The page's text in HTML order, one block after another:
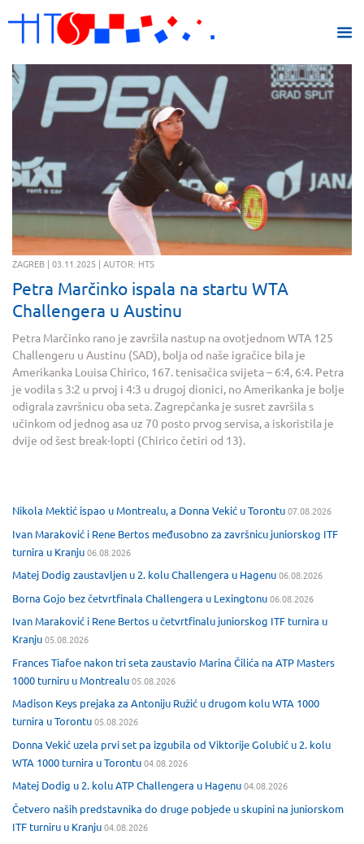
ZAGREB | 03.11.2025 | AUTOR: HTS
Petra Marčinko ispala na startu WTA
Challengera u Austinu
Petra Marčinko rano je završila nastup na ovotjednom WTA 125
Challengeru u Austinu (SAD), bolja od naše igračice bila je
Amerikanka Louisa Chirico, 167. tenisačica svijeta – 6:4, 6:4. Petra
je vodila s 3:2 u prvoj i 4:3 u drugoj dionici, no Amerikanka je bolje
odigrala završnicu oba seta. Zagrepčanka je susret završila s
učinkom od jednog asa uz 70 posto prvog servisa, a iskoristila je
dvije od šest break-lopti (Chirico četiri od 13).
Nikola Mektić ispao u Montrealu, a Donna Vekić u Torontu07.08.2026
Ivan Maraković i Rene Bertos međusobno za završnicu juniorskog ITF
turnira u Kranju06.08.2026
Matej Dodig zaustavljen u 2. kolu Challengera u Hagenu06.08.2026
Borna Gojo bez četvrtfinala Challengera u Lexingtonu06.08.2026
Ivan Maraković i Rene Bertos u četvrtfinalu juniorskog ITF turnira u
Kranju05.08.2026
Frances Tiafoe nakon tri seta zaustavio Marina Čilića na ATP Masters
1000 turniru u Montrealu05.08.2026
Madison Keys prejaka za Antoniju Ružić u drugom kolu WTA 1000
turnira u Torontu05.08.2026
Donna Vekić uzela prvi set pa izgubila od Viktorije Golubić u 2. kolu
WTA 1000 turnira u Torontu04.08.2026
Matej Dodig u 2. kolu ATP Challengera u Hagenu04.08.2026
Četvero naših predstavnika do druge pobjede u skupini na juniorskom
ITF turniru u Kranju04.08.2026